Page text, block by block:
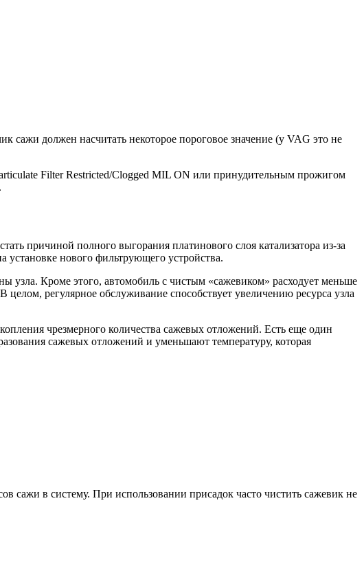
сажи должен насчитать некоторое пороговое значение (у VAG это не
Filter Restricted/Clogged MIL ON или принудительным прожигом
причиной полного выгорания платинового слоя катализатора из-за
нового фильтрующего устройства.
узла. Кроме этого, автомобиль с чистым «сажевиком» расходует меньше
регулярное обслуживание способствует увеличению ресурса узла
чрезмерного количества сажевых отложений. Есть еще один
сажевых отложений и уменьшают температуру, которая
сажи в систему. При использовании присадок часто чистить сажевик не